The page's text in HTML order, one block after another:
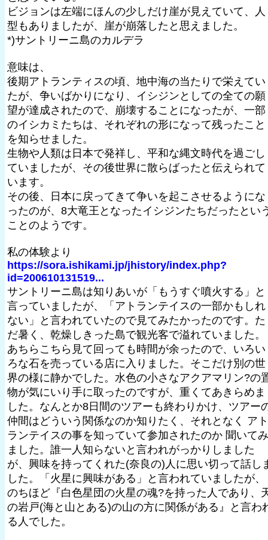
ビジョンは左端にほんの少しだけ崖が見えていて、人
型もありましたが、崖が崩落したと思えました。
*)サントリーニ島のカルデラ
意味は、
後期アトランティスの頃、地中海の当たりで栄えてい
たが、争いばかりになり、イシジンとしての全ての願
望が達成されたので、崩壊することになったが、一部
のイシカミたちは、それぞれの形になって残ったこと
を知らせました。
生物や人類は日本で発祥し、平和な縄文時代を過ごし
ていましたが、その後世界に散らばったと伝えられて
います。
その後、日本に戻ってきて争いを起こさせるようにな
ったのが、8大竜王となったイシジンたちだったとい
ことのようです。
私の体験より
https://sora.ishikami.jp/jhistory/index.php?
id=200610131519...
サントリーニ島は知りあいが「もうすぐ噴火する」と
言っていましたが、「アトランテイスの一部かもしれ
ない」と言われていたので見てみたかったのです。た
だ暑く、乾燥しきった島で観光客で溢れていました。
あちらこちら見て回っても時間が余ったので、いろい
ろな石を売っている店に入りました。そこだけ別の世
界の様に静かでした。水色の小さなアクアマリン?の
物が気にいり手に取ったのですが、重くてあきらめま
した。なんとか8日間のツアーも終わりかけ、ツアー
仲間はどういう関係なのか知りたく、それとなく アト
ランテイスの事を知っていて参加されたのか 聞いてみ
ました。誰一人知らないと言われがっかりしました
が、興味を持ってくれた(奈良の)人に思い切って話し
した。「火星に興味がある」と言われていましたが、
のちほど『白色星団の火星の魂?を持った人であり、
の岩戸(海と山とある)の山の方に関係がある』と言わ
る人でした。